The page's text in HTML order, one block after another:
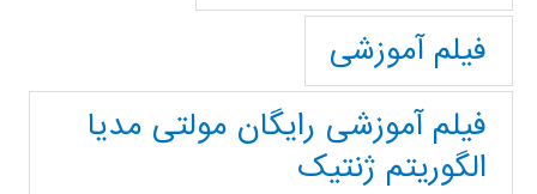
فیلم آموزشی
فیلم آموزشی رایگان مولتی مدیا
الگوریتم ژنتیک